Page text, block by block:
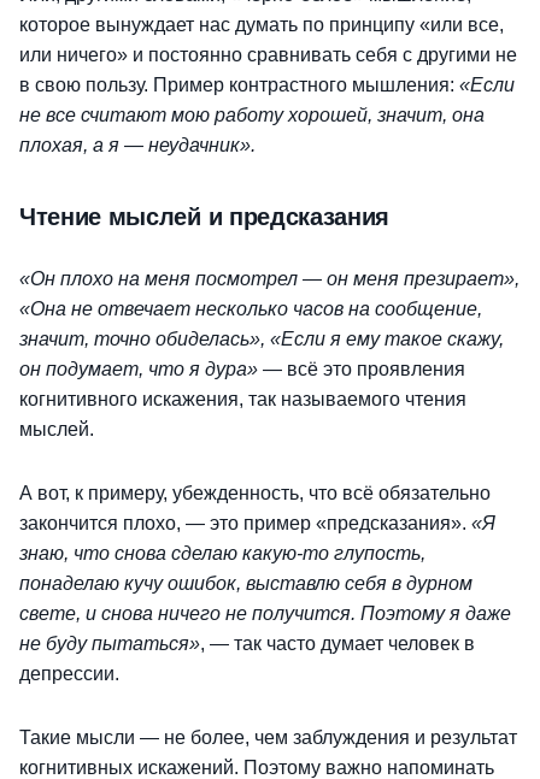
которое вынуждает нас думать по принципу «или все,
или ничего» и постоянно сравнивать себя с другими не
в свою пользу. Пример контрастного мышления: «Если
не все считают мою работу хорошей, значит, она
плохая, а я — неудачник».
Чтение мыслей и предсказания
«Он плохо на меня посмотрел — он меня презирает»,
«Она не отвечает несколько часов на сообщение,
значит, точно обиделась», «Если я ему такое скажу,
он подумает, что я дура» — всё это проявления
когнитивного искажения, так называемого чтения
мыслей.
А вот, к примеру, убежденность, что всё обязательно
закончится плохо, — это пример «предсказания». «Я
знаю, что снова сделаю какую-то глупость,
понаделаю кучу ошибок, выставлю себя в дурном
свете, и снова ничего не получится. Поэтому я даже
не буду пытаться», — так часто думает человек в
депрессии.
Такие мысли — не более, чем заблуждения и результат
когнитивных искажений. Поэтому важно напоминать